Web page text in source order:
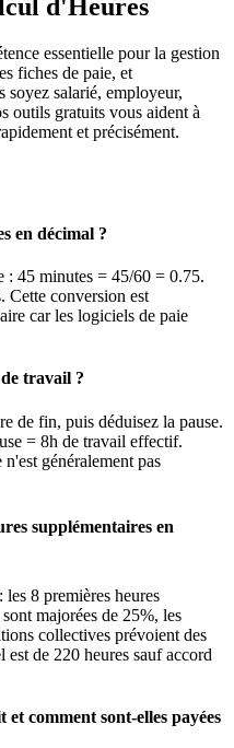
d'Heures
essentielle pour la gestion
fiches de paie, et
salarié, employeur,
outils gratuits vous aident à
et précisément.
en décimal ?
: 45 minutes = 45/60 = 0.75.
Cette conversion est
car les logiciels de paie
travail ?
de fin, puis déduisez la pause.
= 8h de travail effectif.
généralement pas
supplémentaires en
8 premières heures
majorées de 25%, les
collectives prévoient des
de 220 heures sauf accord
et comment sont-elles payées